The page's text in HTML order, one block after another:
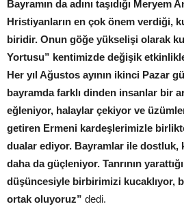
Bayramın da adını taşıdığı Meryem
Hristiyanların en çok önem verdiği,
biridir. Onun göğe yükselişi olarak
Yortusu” kentimizde değişik
Her yıl Ağustos ayının ikinci Pazar
bayramda farklı dinden insanlar bir
eğleniyor, halaylar çekiyor ve
getiren Ermeni kardeşlerimizle
dualar ediyor. Bayramlar ile dostluk,
daha da güçleniyor. Tanrının
düşüncesiyle birbirimizi kucaklıyor,
ortak oluyoruz” dedi.